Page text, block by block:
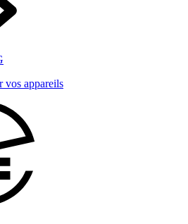
vos appareils